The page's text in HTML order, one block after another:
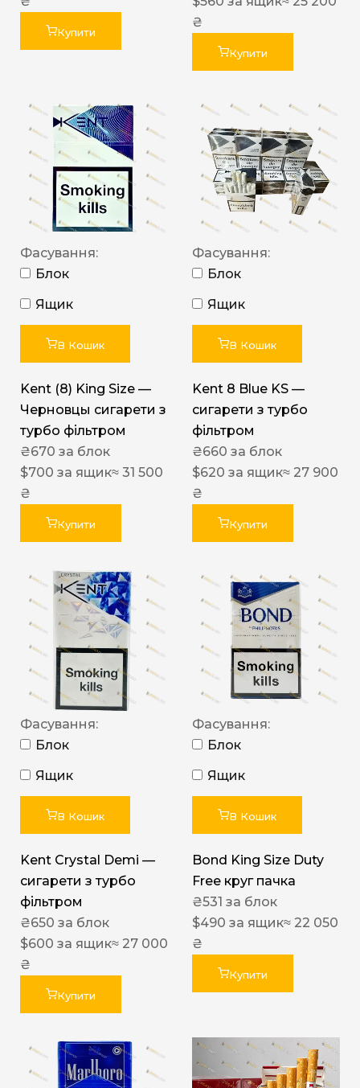
Купити
₴
Купити
Фасування:
Блок
Ящик
В Кошик
Kent (8) King Size —
Черновцы сигарети з
турбо фільтром
₴670 за блок
$700 за ящик≈ 31 500
₴
Купити
Фасування:
Блок
Ящик
В Кошик
Kent 8 Blue KS —
сигарети з турбо
фільтром
₴660 за блок
$620 за ящик≈ 27 900
₴
Купити
Фасування:
Блок
Ящик
В Кошик
Kent Crystal Demi —
сигарети з турбо
фільтром
₴650 за блок
$600 за ящик≈ 27 000
₴
Купити
Фасування:
Блок
Ящик
В Кошик
Bond King Size Duty
Free круг пачка
₴531 за блок
$490 за ящик≈ 22 050
₴
Купити